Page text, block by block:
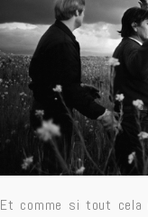
Et comme si tout